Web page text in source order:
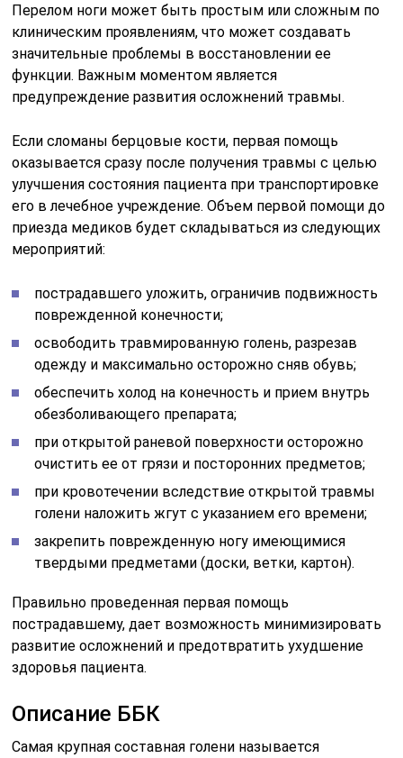
Перелом ноги может быть простым или сложным по
клиническим проявлениям, что может создавать
значительные проблемы в восстановлении ее
функции. Важным моментом является
предупреждение развития осложнений травмы.
Если сломаны берцовые кости, первая помощь
оказывается сразу после получения травмы с целью
улучшения состояния пациента при транспортировке
его в лечебное учреждение. Объем первой помощи до
приезда медиков будет складываться из следующих
мероприятий:
пострадавшего уложить, ограничив подвижность
поврежденной конечности;
освободить травмированную голень, разрезав
одежду и максимально осторожно сняв обувь;
обеспечить холод на конечность и прием внутрь
обезболивающего препарата;
при открытой раневой поверхности осторожно
очистить ее от грязи и посторонних предметов;
при кровотечении вследствие открытой травмы
голени наложить жгут с указанием его времени;
закрепить поврежденную ногу имеющимися
твердыми предметами (доски, ветки, картон).
Правильно проведенная первая помощь
пострадавшему, дает возможность минимизировать
развитие осложнений и предотвратить ухудшение
здоровья пациента.
Описание ББК
Самая крупная составная голени называется